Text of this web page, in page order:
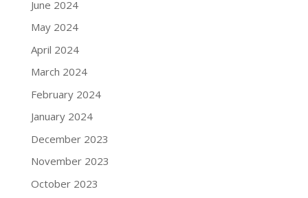
June 2024
May 2024
April 2024
March 2024
February 2024
January 2024
December 2023
November 2023
October 2023